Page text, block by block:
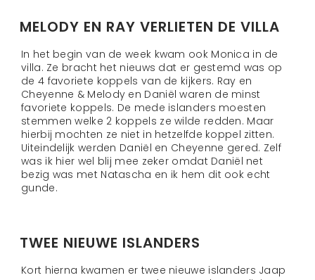
MELODY EN RAY VERLIETEN DE VILLA
In het begin van de week kwam ook Monica in de
villa. Ze bracht het nieuws dat er gestemd was op
de 4 favoriete koppels van de kijkers. Ray en
Cheyenne & Melody en Daniël waren de minst
favoriete koppels. De mede islanders moesten
stemmen welke 2 koppels ze wilde redden. Maar
hierbij mochten ze niet in hetzelfde koppel zitten.
Uiteindelijk werden Daniël en Cheyenne gered. Zelf
was ik hier wel blij mee zeker omdat Daniël net
bezig was met Natascha en ik hem dit ook echt
gunde.
TWEE NIEUWE ISLANDERS
Kort hierna kwamen er twee nieuwe islanders Jaap